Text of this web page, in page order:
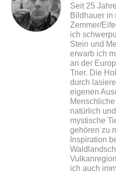
Seit 25
Bildhauer in
Zemmer/
ich
Stein und
erwarb ich
an der
Trier. Die
durch
eigenen
natürlich
mystische
gehören zu
Inspiration
ich auch